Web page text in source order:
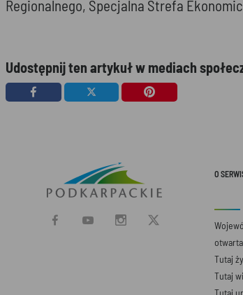
Udostępnij ten artykuł w mediach
O
Tutaj
Tutaj